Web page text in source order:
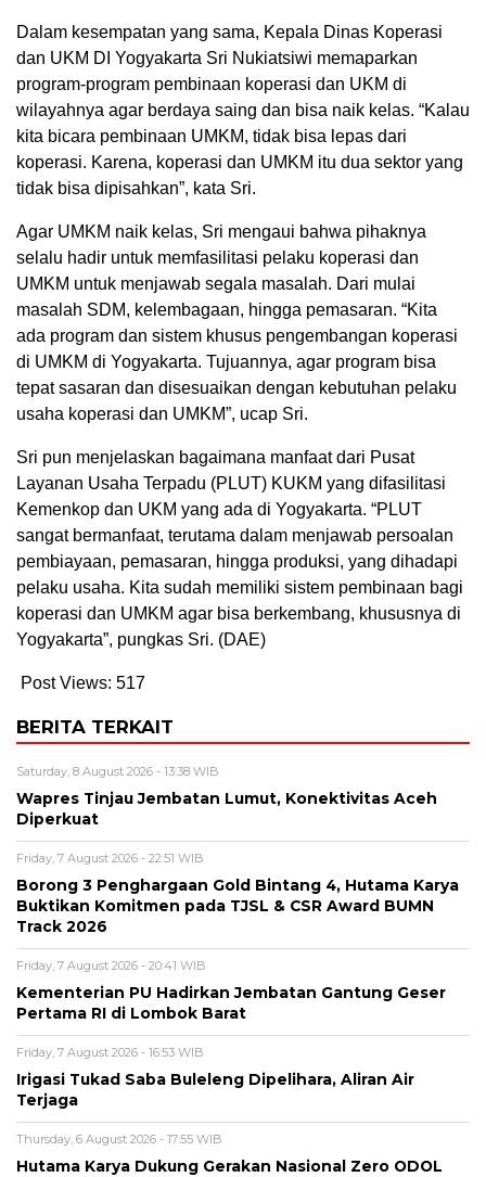
Dalam kesempatan yang sama, Kepala Dinas Koperasi
dan UKM DI Yogyakarta Sri Nukiatsiwi memaparkan
program-program pembinaan koperasi dan UKM di
wilayahnya agar berdaya saing dan bisa naik kelas. “Kalau
kita bicara pembinaan UMKM, tidak bisa lepas dari
koperasi. Karena, koperasi dan UMKM itu dua sektor yang
tidak bisa dipisahkan”, kata Sri.
Agar UMKM naik kelas, Sri mengaui bahwa pihaknya
selalu hadir untuk memfasilitasi pelaku koperasi dan
UMKM untuk menjawab segala masalah. Dari mulai
masalah SDM, kelembagaan, hingga pemasaran. “Kita
ada program dan sistem khusus pengembangan koperasi
di UMKM di Yogyakarta. Tujuannya, agar program bisa
tepat sasaran dan disesuaikan dengan kebutuhan pelaku
usaha koperasi dan UMKM”, ucap Sri.
Sri pun menjelaskan bagaimana manfaat dari Pusat
Layanan Usaha Terpadu (PLUT) KUKM yang difasilitasi
Kemenkop dan UKM yang ada di Yogyakarta. “PLUT
sangat bermanfaat, terutama dalam menjawab persoalan
pembiayaan, pemasaran, hingga produksi, yang dihadapi
pelaku usaha. Kita sudah memiliki sistem pembinaan bagi
koperasi dan UMKM agar bisa berkembang, khususnya di
Yogyakarta”, pungkas Sri. (DAE)
Post Views: 517
BERITA TERKAIT
Saturday, 8 August 2026 - 13:38 WIB
Wapres Tinjau Jembatan Lumut, Konektivitas Aceh
Diperkuat
Friday, 7 August 2026 - 22:51 WIB
Borong 3 Penghargaan Gold Bintang 4, Hutama Karya
Buktikan Komitmen pada TJSL & CSR Award BUMN
Track 2026
Friday, 7 August 2026 - 20:41 WIB
Kementerian PU Hadirkan Jembatan Gantung Geser
Pertama RI di Lombok Barat
Friday, 7 August 2026 - 16:53 WIB
Irigasi Tukad Saba Buleleng Dipelihara, Aliran Air
Terjaga
Thursday, 6 August 2026 - 17:55 WIB
Hutama Karya Dukung Gerakan Nasional Zero ODOL